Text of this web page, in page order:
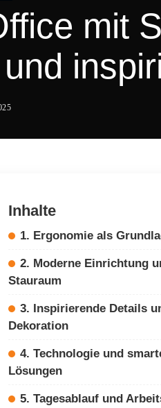
mit
Inhalte
1. Ergonomie als
2. Moderne Einrichtung
Stauraum
3. Inspirierende Details
Dekoration
4. Technologie und
Lösungen
5. Tagesablauf und